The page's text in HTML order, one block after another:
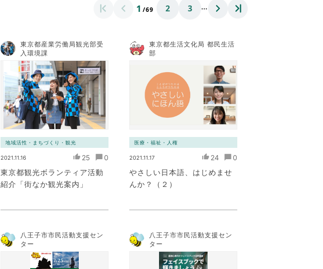
1 /69 2 3 …
東京都産業労働局観光部受
入環境課
地域活性・まちづくり・観光
2021.11.16 25 0
東京都観光ボランティア活動
紹介「街なか観光案内」
東京都生活文化局 都民生活
部
医療・福祉・人権
2021.11.17 24 0
やさしい日本語、はじめませ
んか？（２）
八王子市市民活動支援セン
ター
八王子市市民活動支援セン
ター